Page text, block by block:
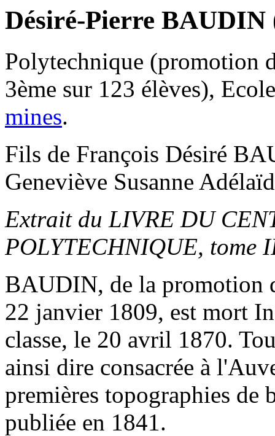
Désiré-Pierre BAUDIN
Polytechnique (promotion
3ème sur 123 élèves),
mines.
Fils de François Désiré
Geneviève Susanne
Extrait du LIVRE DU
POLYTECHNIQUE, tome
BAUDIN, de la promotion
22 janvier 1809, est mort
classe, le 20 avril 1870.
ainsi dire consacrée à
premières topographies de
publiée en 1841.